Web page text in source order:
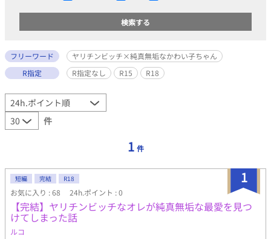
フリーワード
ヤリチンビッチ×純真無垢なかわい子ちゃん
R指定
R指定なし R15 R18
件
1 件
1
短編 完結 R18
お気に入り : 68 24h.ポイント : 0
【完結】ヤリチンビッチなオレが純真無垢な最愛を見つ
けてしまった話
ルコ